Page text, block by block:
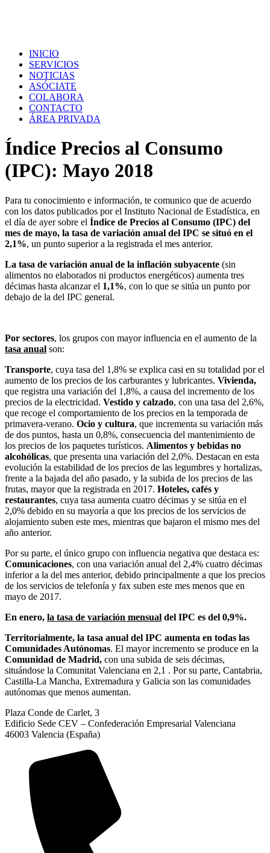
INICIO
SERVICIOS
NOTICIAS
ASÓCIATE
COLABORA
CONTACTO
ÁREA PRIVADA
Índice Precios al Consumo
(IPC): Mayo 2018
Para tu conocimiento e información, te comunico que de acuerdo
con los datos publicados por el Instituto Nacional de Estadística, en
el día de ayer sobre el Índice de Precios al Consumo (IPC) del
mes de mayo, la tasa de variación anual del IPC se situó en el
2,1%, un punto superior a la registrada el mes anterior.
La tasa de variación anual de la inflación subyacente (sin
alimentos no elaborados ni productos energéticos) aumenta tres
décimas hasta alcanzar el 1,1%, con lo que se sitúa un punto por
debajo de la del IPC general.
Por sectores, los grupos con mayor influencia en el aumento de la
tasa anual son:
Transporte, cuya tasa del 1,8% se explica casi en su totalidad por el
aumento de los precios de los carburantes y lubricantes. Vivienda,
que registra una variación del 1,8%, a causa del incremento de los
precios de la electricidad. Vestido y calzado, con una tasa del 2,6%,
que recoge el comportamiento de los precios en la temporada de
primavera-verano. Ocio y cultura, que incrementa su variación más
de dos puntos, hasta un 0,8%, consecuencia del mantenimiento de
los precios de los paquetes turísticos. Alimentos y bebidas no
alcohólicas, que presenta una variación del 2,0%. Destacan en esta
evolución la estabilidad de los precios de las legumbres y hortalizas,
frente a la bajada del año pasado, y la subida de los precios de las
frutas, mayor que la registrada en 2017. Hoteles, cafés y
restaurantes, cuya tasa aumenta cuatro décimas y se sitúa en el
2,0% debido en su mayoría a que los precios de los servicios de
alojamiento suben este mes, mientras que bajaron el mismo mes del
año anterior.
Por su parte, el único grupo con influencia negativa que destaca es:
Comunicaciones, con una variación anual del 2,4% cuatro décimas
inferior a la del mes anterior, debido principalmente a que los precios
de los servicios de telefonía y fax suben este mes menos que en
mayo de 2017.
En enero, la tasa de variación mensual del IPC es del 0,9%.
Territorialmente, la tasa anual del IPC aumenta en todas las
Comunidades Autónomas. El mayor incremento se produce en la
Comunidad de Madrid, con una subida de seis décimas,
situándose la Comunitat Valenciana en 2,1 . Por su parte, Cantabria,
Castilla-La Mancha, Extremadura y Galicia son las comunidades
autónomas que menos aumentan.
Plaza Conde de Carlet, 3
Edificio Sede CEV – Confederación Empresarial Valenciana
46003 Valencia (España)